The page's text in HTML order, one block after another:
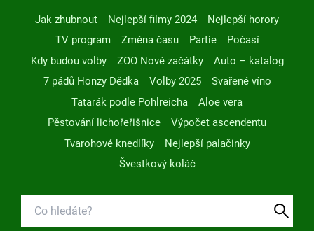
Jak zhubnout Nejlepší filmy 2024
Nejlepší horory
TV program
Změna času Partie
Počasí
Kdy budou volby
ZOO Nové začátky
Auto – katalog
7 pádů Honzy Dědka
Volby 2025
Svařené víno
Tatarák podle Pohlreicha
Aloe vera
Pěstování lichořeřišnice
Výpočet ascendentu
Tvarohové knedlíky
Nejlepší palačinky
Švestkový koláč